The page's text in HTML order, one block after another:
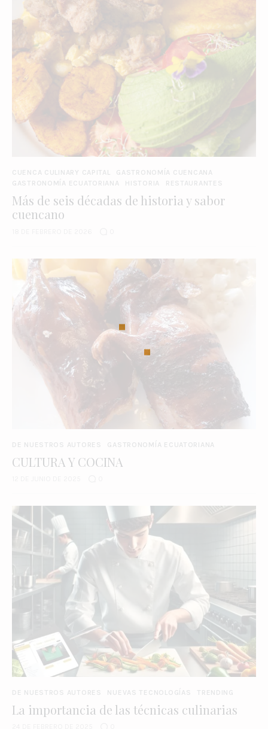
CUENCA CULINARY CAPITAL
GASTRONOMÍA CUENCANA
GASTRONOMÍA ECUATORIANA
HISTORIA RESTAURANTES
Más de seis décadas de historia y sabor
cuencano
DE NUESTROS AUTORES GASTRONOMÍA ECUATORIANA
CULTURA Y COCINA
DE NUESTROS AUTORES NUEVAS TECNOLOGÍAS TRENDING
La importancia de las técnicas culinarias